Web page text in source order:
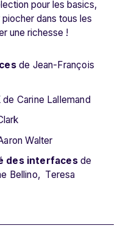
pour les basics,
dans tous les
une richesse !
de Jean-François
de Carine Lallemand
Walter
des interfacesde
Bellino, Teresa